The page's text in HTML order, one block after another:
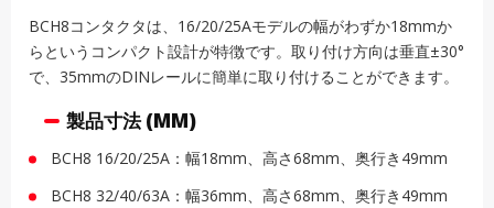
BCH8コンタクタは、16/20/25Aモデルの幅がわずか18mmか
らというコンパクト設計が特徴です。取り付け方向は垂直±30°
で、35mmのDINレールに簡単に取り付けることができます。
製品寸法 (MM)
BCH8 16/20/25A：幅18mm、高さ68mm、奥行き49mm
BCH8 32/40/63A：幅36mm、高さ68mm、奥行き49mm